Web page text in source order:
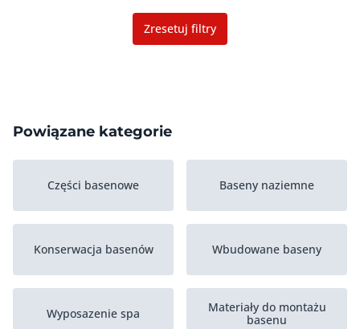
Zresetuj filtry
Powiązane kategorie
Części basenowe Baseny naziemne
Konserwacja basenów Wbudowane baseny
Wyposazenie spa
Materiały do montażu
basenu